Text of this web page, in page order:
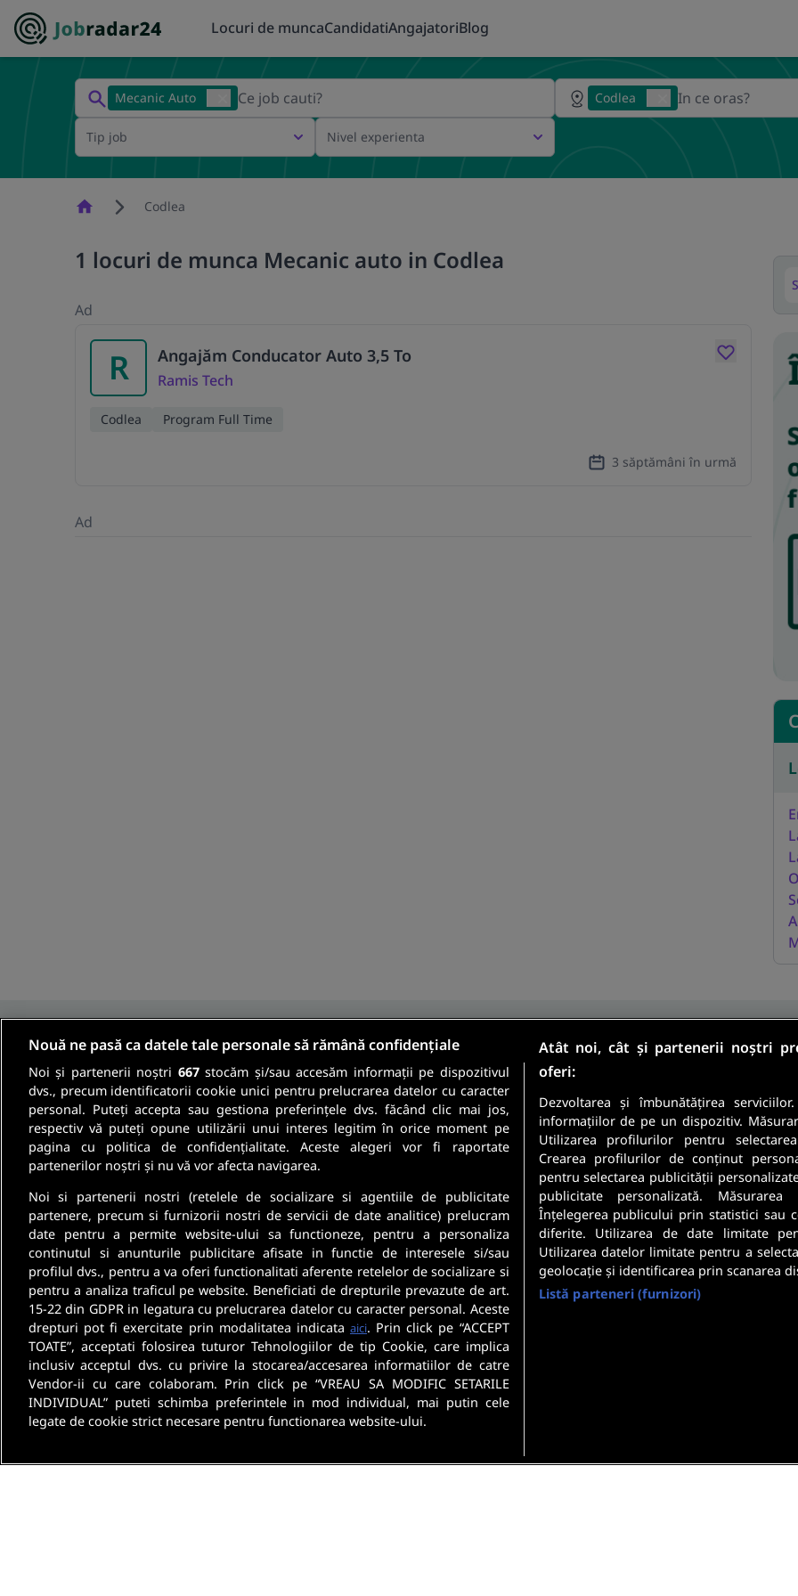
Locuri de muncaCandidatiAngajatoriBlog
Mecanic Auto Codlea
Tip job Nivel experienta
HomepageCodlea
1 locuri de munca Mecanic auto in Codlea
Ad
R Angajăm Conducator Auto 3,5 To
Ramis Tech
Codlea Program Full Time
3 săptămâni în urmă
Ad
Fii informat
Aboneaza-te la newsletter-ul nostru si primeste cele mai recente
oferte de munca si informatii despre cariera direct in inbox-ul tau.
Sunt angajator
Securitatea datelor
Confidentialitate.
Nouă ne pasă ca datele tale personale să rămână confidențiale
Noi și partenerii noștri 667stocăm și/sau accesăm informații pe dispozitivul
dvs., precum identificatorii cookie unici pentru prelucrarea datelor cu caracter
personal. Puteți accepta sau gestiona preferințele dvs. făcând clic mai jos,
respectiv vă puteți opune utilizării unui interes legitim în orice moment pe
pagina cu politica de confidențialitate. Aceste alegeri vor fi raportate
partenerilor noștri și nu vă vor afecta navigarea.
Noi si partenerii nostri (retelele de socializare si agentiile de publicitate
partenere, precum si furnizorii nostri de servicii de date analitice) prelucram
date pentru a permite website-ului sa functioneze, pentru a personaliza
continutul si anunturile publicitare afisate in functie de interesele si/sau
profilul dvs., pentru a va oferi functionalitati aferente retelelor de socializare si
pentru a analiza traficul pe website. Beneficiati de drepturile prevazute de art.
15-22 din GDPR in legatura cu prelucrarea datelor cu caracter personal. Aceste
drepturi pot fi exercitate prin modalitatea indicata aici. Prin click pe “ACCEPT
TOATE”, acceptati folosirea tuturor Tehnologiilor de tip Cookie, care implica
inclusiv acceptul dvs. cu privire la stocarea/accesarea informatiilor de catre
Vendor-ii cu care colaboram. Prin click pe “VREAU SA MODIFIC SETARILE
INDIVIDUAL” puteti schimba preferintele in mod individual, mai putin cele
legate de cookie strict necesare pentru functionarea website-ului.
Atât noi, cât și partenerii noștri
oferi:
Dezvoltarea și îmbunătățirea
informațiilor de pe un dispozitiv.
Utilizarea profilurilor pentru
Crearea profilurilor de conținut
pentru selectarea publicității
publicitate personalizată. Măsurarea
Înțelegerea publicului prin statistici sau
diferite. Utilizarea de date limitate
Utilizarea datelor limitate pentru a
geolocație și identificarea prin scanarea
Listă parteneri (furnizori)